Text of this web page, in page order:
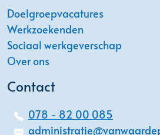
Doelgroepvacatures
Werkzoekenden
Sociaal werkgeverschap
Over ons
Contact
078 - 82 00 085